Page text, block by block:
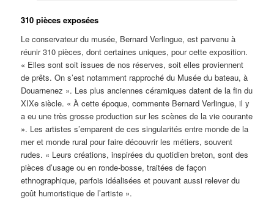
310 pièces exposées
Le conservateur du musée, Bernard Verlingue, est parvenu à
réunir 310 pièces, dont certaines uniques, pour cette exposition.
« Elles sont soit issues de nos réserves, soit elles proviennent
de prêts. On s’est notamment rapproché du Musée du bateau, à
Douarnenez ». Les plus anciennes céramiques datent de la fin du
XIXe siècle. « À cette époque, commente Bernard Verlingue, il y
a eu une très grosse production sur les scènes de la vie courante
». Les artistes s’emparent de ces singularités entre monde de la
mer et monde rural pour faire découvrir les métiers, souvent
rudes. « Leurs créations, inspirées du quotidien breton, sont des
pièces d’usage ou en ronde-bosse, traitées de façon
ethnographique, parfois idéalisées et pouvant aussi relever du
goût humoristique de l’artiste ».